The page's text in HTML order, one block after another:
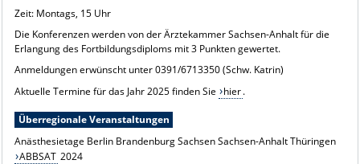
Zeit: Montags, 15 Uhr
Die Konferenzen werden von der Ärztekammer Sachsen-Anhalt für die
Erlangung des Fortbildungsdiploms mit 3 Punkten gewertet.
Anmeldungen erwünscht unter 0391/6713350 (Schw. Katrin)
Aktuelle Termine für das Jahr 2025 finden Sie
hier.
Überregionale Veranstaltungen
Anästhesietage Berlin Brandenburg Sachsen Sachsen-Anhalt Thüringen
ABBSAT 2024